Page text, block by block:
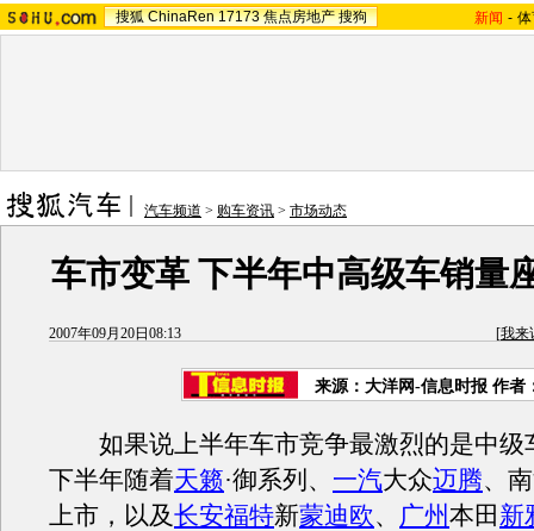
搜狐 ChinaRen 17173 焦点房地产 搜狗 新闻 -
汽车频道 > 购车资讯 > 市场动态
车市变革 下半年中高级车销量
2007年09月20日08:13 [我来
来源：大洋网-信息时报 作者
如果说上半年车市竞争最激烈的是中级
下半年随着天籁·御系列、 一汽大众迈腾、
上市，以及长安福特新蒙迪欧、 广州本田 新